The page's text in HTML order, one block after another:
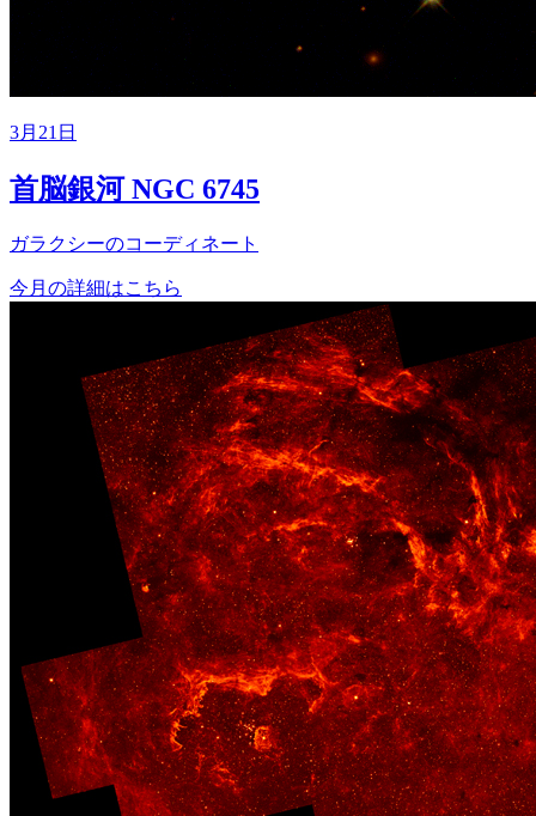
3月21日
首脳銀河 NGC 6745
ガラクシーのコーディネート
今月の詳細はこちら